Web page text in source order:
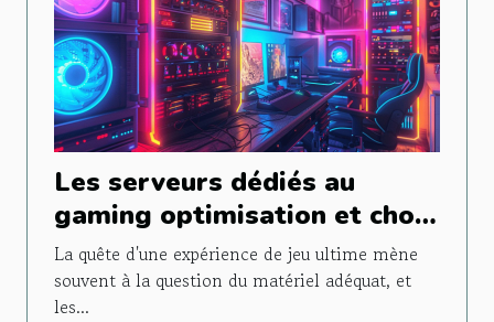
Les serveurs dédiés au
gaming optimisation et choix
pour une expérience de jeu
inégalée
La quête d'une expérience de jeu ultime mène
souvent à la question du matériel adéquat, et
les...